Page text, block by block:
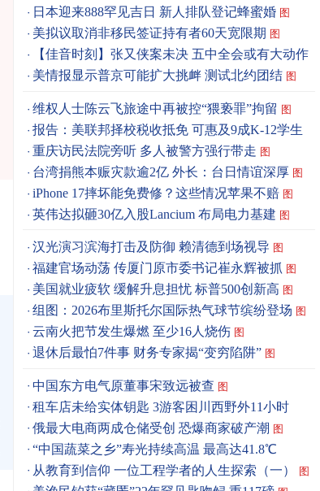
日本迎来888罕见吉日 新人排队登记蜂蜜婚 图
美拟议取消非移民签证持有者60天宽限期 图
【佳音时刻】张又侠案未决 五中全会或有大动作
美情报显示普京可能扩大挑衅 测试北约团结 图
维权人士陈云飞旅途中再被控“猥亵罪”拘留 图
报告：美联邦择校税收抵免 可惠及9成K-12学生
图
重庆访民法院旁听 多人被警方强行带走 图
台湾捐熊本赈灾款逾2亿 外长：台日情谊深厚 图
iPhone 17摔坏能免费修？这些情况苹果不赔 图
英伟达拟砸30亿入股Lancium 布局电力基建 图
汉光演习滨海打击及防御 赖清德到场视导 图
福建官场动荡 传厦门原市委书记崔永辉被抓 图
美国就业疲软 缓解升息担忧 标普500创新高 图
组图：2026布里斯托尔国际热气球节缤纷登场 图
云南火把节发生爆燃 至少16人烧伤 图
退休后最怕7件事 财务专家揭“变穷陷阱” 图
中国东方电气原董事宋致远被查 图
租车店未给实体钥匙 3游客困川西野外11小时
俄最大电商两成仓储受创 恐爆商家破产潮 图
“中国蔬菜之乡”寿光持续高温 最高达41.8℃
从教育到信仰 一位工程学者的人生探索（一）
图